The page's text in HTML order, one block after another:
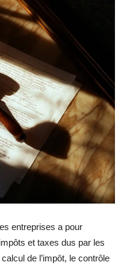
entreprises a pour
et taxes dus par les
de l’impôt, le contrôle